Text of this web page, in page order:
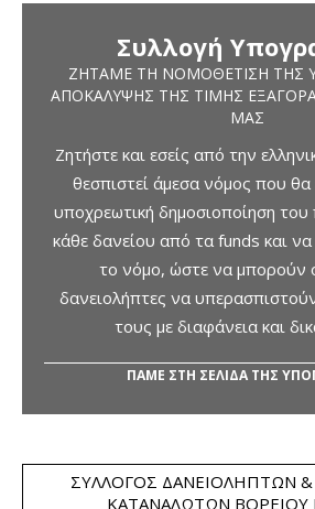
Συλλογή
ΖΗΤΆΜΕ ΤΗ ΝΟΜΟΘΈΤΙΣΗ ΤΗΣ
ΑΠΟΚΆΛΥΨΗΣ ΤΗΣ ΤΙΜΉΣ
ΜΑΣ
Ζητήστε και εσείς από την
θεσπιστεί άμεσα νόμος που θα
υποχρεωτική δημοσιοποίηση
κάθε δανείου από τα funds και
το νόμο, ώστε να μπορούν
δανειολήπτες να
τους με διαφάνεια και
ΠΑΜΕ ΣΤΗ ΣΕΛΙΔΑ ΤΗΣ
ΣΎΛΛΟΓΟΣ ΔΑΝΕΙΟΛΗΠΤΏΝ
ΚΑΤΑΝΑΛΩΤΏΝ ΒΟΡΕΊΟΥ